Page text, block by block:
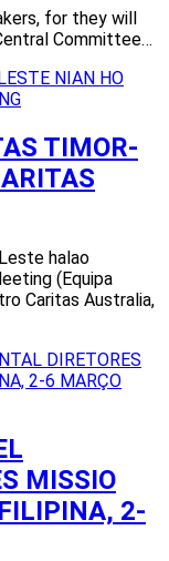
for they will
Committee…
TIMOR-
halao
(Equipa
Caritas Australia,
MISSIO
2-